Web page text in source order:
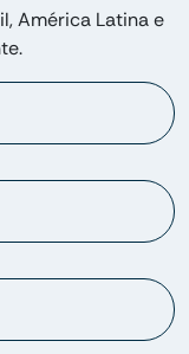
América Latina e